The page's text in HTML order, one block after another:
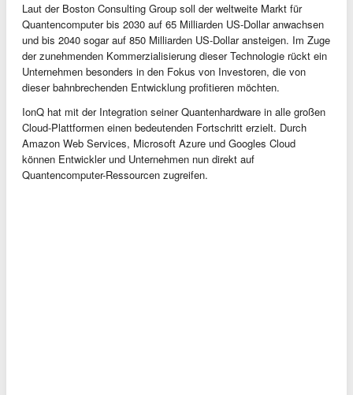
Laut der Boston Consulting Group soll der weltweite Markt für
Quantencomputer bis 2030 auf 65 Milliarden US-Dollar anwachsen
und bis 2040 sogar auf 850 Milliarden US-Dollar ansteigen. Im Zuge
der zunehmenden Kommerzialisierung dieser Technologie rückt ein
Unternehmen besonders in den Fokus von Investoren, die von
dieser bahnbrechenden Entwicklung profitieren möchten.
IonQ hat mit der Integration seiner Quantenhardware in alle großen
Cloud-Plattformen einen bedeutenden Fortschritt erzielt. Durch
Amazon Web Services, Microsoft Azure und Googles Cloud
können Entwickler und Unternehmen nun direkt auf
Quantencomputer-Ressourcen zugreifen.